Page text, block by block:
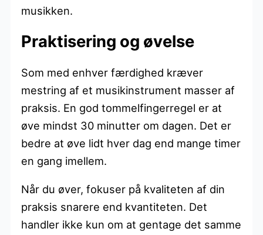
musikken.
Praktisering og øvelse
Som med enhver færdighed kræver
mestring af et musikinstrument masser af
praksis. En god tommelfingerregel er at
øve mindst 30 minutter om dagen. Det er
bedre at øve lidt hver dag end mange timer
en gang imellem.
Når du øver, fokuser på kvaliteten af din
praksis snarere end kvantiteten. Det
handler ikke kun om at gentage det samme